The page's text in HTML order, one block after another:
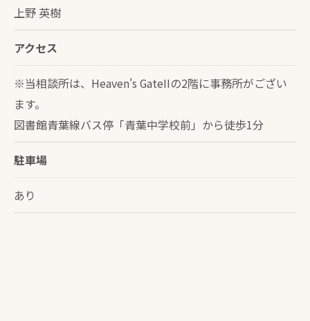
上野 英樹
アクセス
※当相談所は、Heaven's GateIIの2階に事務所がござい
ます。
図書館青葉線バス停「青葉中学校前」から徒歩1分
駐車場
あり